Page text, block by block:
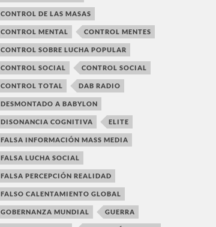
CONTROL DE LAS MASAS
CONTROL MENTAL CONTROL MENTES
CONTROL SOBRE LUCHA POPULAR
CONTROL SOCIAL CONTROL SOCIAL
CONTROL TOTAL DAB RADIO
DESMONTADO A BABYLON
DISONANCIA COGNITIVA ELITE
FALSA INFORMACIÓN MASS MEDIA
FALSA LUCHA SOCIAL
FALSA PERCEPCIÓN REALIDAD
FALSO CALENTAMIENTO GLOBAL
GOBERNANZA MUNDIAL GUERRA